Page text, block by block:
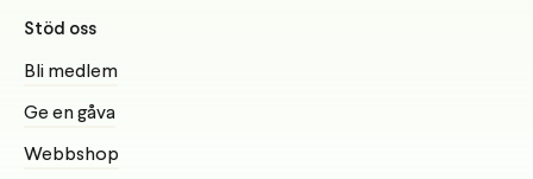
Stöd oss
Bli medlem
Ge en gåva
Webbshop